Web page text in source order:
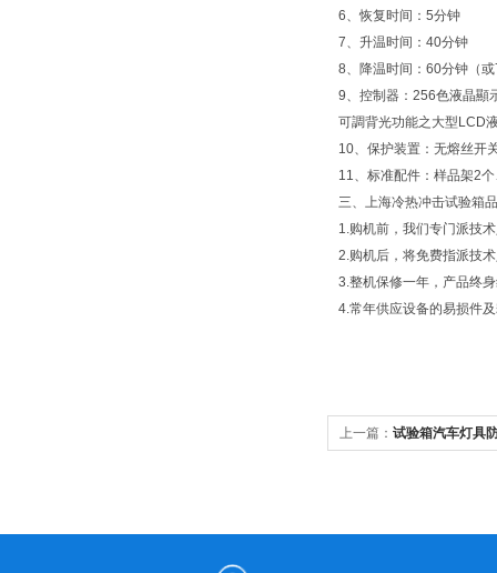
6、恢复时间：5分钟
7、升温时间：40分钟
8、降温时间：60分钟（
9、控制器：256色液晶顯
可調背光功能之大型LCD
10、保护装置：无熔丝开
11、标准配件：样品架2
三、上海冷热冲击试验箱
1.购机前，我们专门派技
2.购机后，将免费指派技
3.整机保修一年，产品终
4.常年供应设备的易损件
上一篇： 试验箱汽车灯具